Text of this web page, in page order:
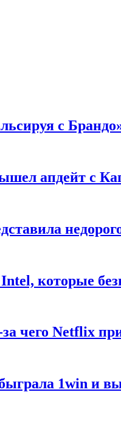
с
апдейт с
которые
чего Netflix
1win и